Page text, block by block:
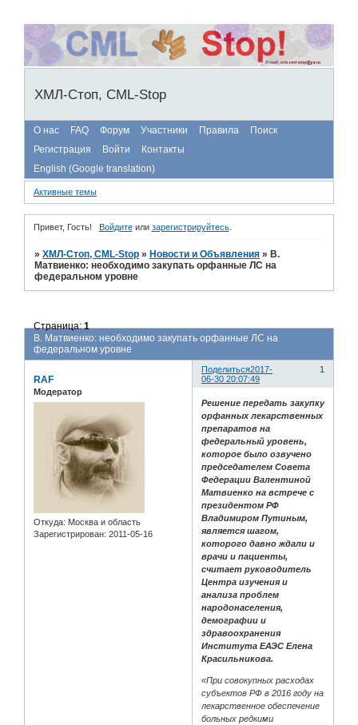
ХМЛ-Стоп, CML-Stop
О нас FAQ Форум Участники Правила
Поиск
Регистрация
Войти
Контакты
English (Google translation)
Активные темы
Привет, Гость! Войдитеили зарегистрируйтесь.
»ХМЛ-Стоп, CML-Stop » Новости и Объявления » В.
Матвиенко: необходимо закупать орфанные ЛС на
федеральном уровне
В. Матвиенко: необходимо закупать орфанные ЛС на
федеральном уровне
Страница:1
Поделиться 1
2017-
06-30 20:07:49
RAF
Модератор
Откуда: Москва и область
Зарегистрирован: 2011-05-16
Решение передать закупку
орфанных лекарственных
препаратов на
федеральный уровень,
которое было озвучено
председателем Совета
Федерации Валентиной
Матвиенко на встрече с
президентом РФ
Владимиром Путиным,
является шагом,
которого давно ждали и
врачи и пациенты,
считает руководитель
Центра изучения и
анализа проблем
народонаселения,
демографии и
здравоохранения
Института ЕАЭС Елена
Красильникова.
«При совокупных расходах
субъектов РФ в 2016 году на
лекарственное обеспечение
больных редкими